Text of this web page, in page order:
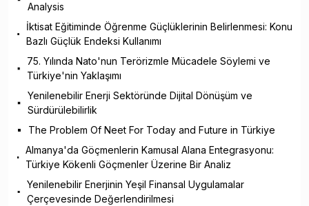
Analysis
İktisat Eğitiminde Öğrenme Güçlüklerinin Belirlenmesi: Konu
Bazlı Güçlük Endeksi Kullanımı
75. Yılında Nato'nun Terörizmle Mücadele Söylemi ve
Türkiye'nin Yaklaşımı
Yenilenebilir Enerji Sektöründe Dijital Dönüşüm ve
Sürdürülebilirlik
The Problem Of Neet For Today and Future in Türkiye
Almanya'da Göçmenlerin Kamusal Alana Entegrasyonu:
Türkiye Kökenli Göçmenler Üzerine Bir Analiz
Yenilenebilir Enerjinin Yeşil Finansal Uygulamalar
Çerçevesinde Değerlendirilmesi